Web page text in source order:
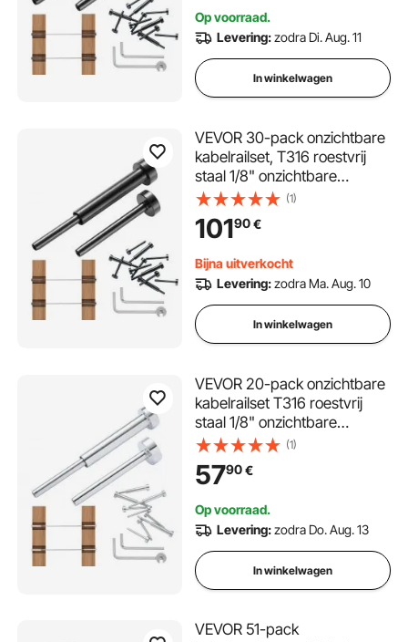
palen, zwart
Op voorraad.
Levering:zodra Di. Aug. 11
In winkelwagen
VEVOR 30-pack onzichtbare
kabelrailset, T316 roestvrij
staal 1/8" onzichtbare
aansluiting en eindstuk voor
kabelrail, spantang 1/8" voor
houten/metalen palen,
(1)
10190€
Bijna uitverkocht
Levering:zodra Ma. Aug. 10
In winkelwagen
VEVOR 20-pack onzichtbare
kabelrailset T316 roestvrij
staal 1/8" onzichtbare
aansluiting en eindstuk voor
kabelrails, spanmoer 1/8"
voor kabelrails van
(1)
5790€
Op voorraad.
Levering:zodra Do. Aug. 13
In winkelwagen
VEVOR 51-pack